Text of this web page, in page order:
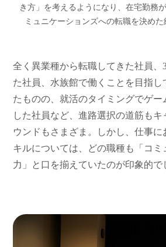
き方」を考えるようになり、在宅勤務
ミュニケーションズへの転職を決めた
全く異業種から転職してきた社員、
た社員、水族館で働くことを目指し
たものの、就活のタイミングでゲー
した社員など、進路選択の道筋もキ
ウンドもさまざま。しかし、仕事に
キルについては、どの職種も「コミ
力」と口を揃えていたのが印象的で